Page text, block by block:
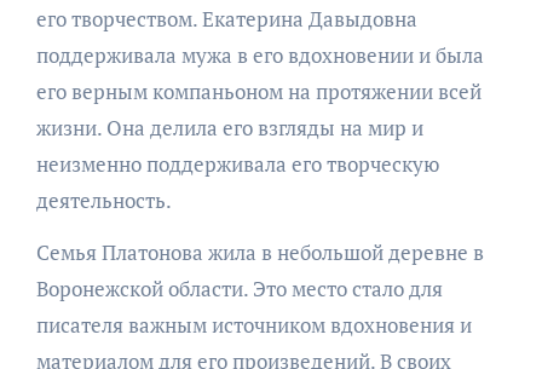
его творчеством. Екатерина Давыдовна
поддерживала мужа в его вдохновении и была
его верным компаньоном на протяжении всей
жизни. Она делила его взгляды на мир и
неизменно поддерживала его творческую
деятельность.
Семья Платонова жила в небольшой деревне в
Воронежской области. Это место стало для
писателя важным источником вдохновения и
материалом для его произведений. В своих